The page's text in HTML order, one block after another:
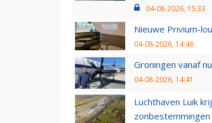
04-08-2026, 15:33
Nieuwe Privium-
04-08-2026, 14:46
Groningen vanaf
04-08-2026, 14:41
Luchthaven Luik
zonbestemmingen